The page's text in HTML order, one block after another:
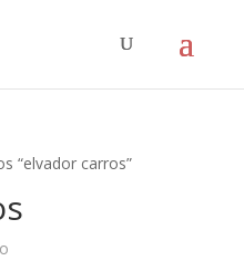
“elvador carros”